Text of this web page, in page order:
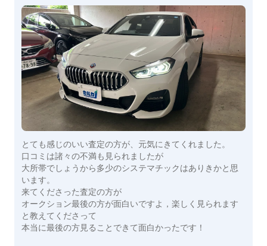
とても感じのいい査定の方が、元気にきてくれました。
口コミは諸々の不満も見られましたが
大所帯でしょうから多少のシステマチックはありきかと思
います。
来てくださった査定の方が
オークション最後の方が面白いですよ，楽しく見られます
と教えてくださって
本当に最後の方見ることできて面白かったです！